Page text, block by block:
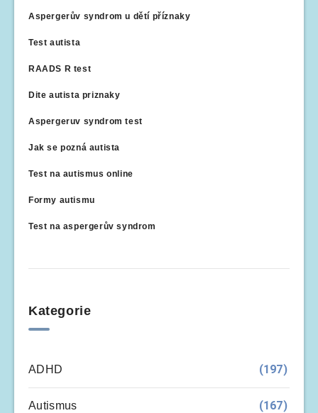
Aspergerův syndrom u dětí příznaky
Test autista
RAADS R test
Dite autista priznaky
Aspergeruv syndrom test
Jak se pozná autista
Test na autismus online
Formy autismu
Test na aspergerův syndrom
Kategorie
ADHD (197)
Autismus (167)